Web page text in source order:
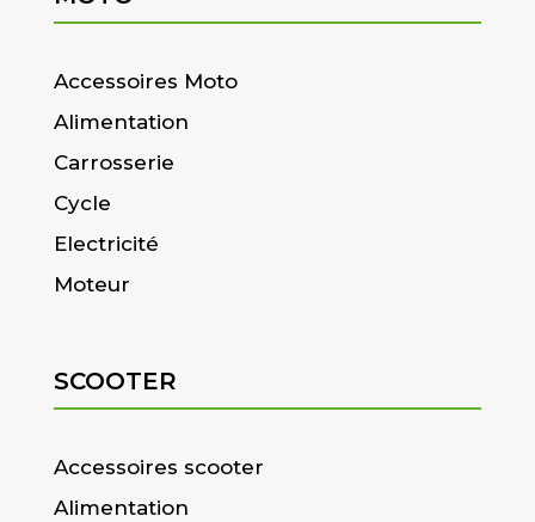
Accessoires Moto
Alimentation
Carrosserie
Cycle
Electricité
Moteur
SCOOTER
Accessoires scooter
Alimentation